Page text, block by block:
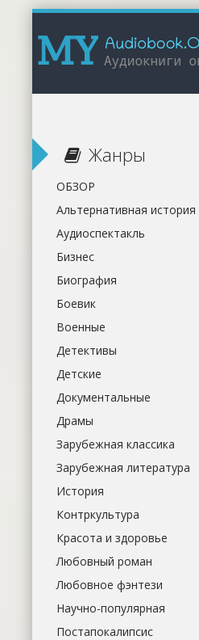
Жанры
ОБЗОР
Альтернативная история
Аудиоспектакль
Бизнес
Биография
Боевик
Военные
Детективы
Детские
Документальные
Драмы
Зарубежная классика
Зарубежная литература
История
Контркультура
Красота и здоровье
Любовный роман
Любовное фэнтези
Научно-популярная
Постапокалипсис